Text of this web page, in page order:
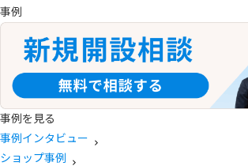
事例
事例を見る
事例インタビュー
ショップ事例